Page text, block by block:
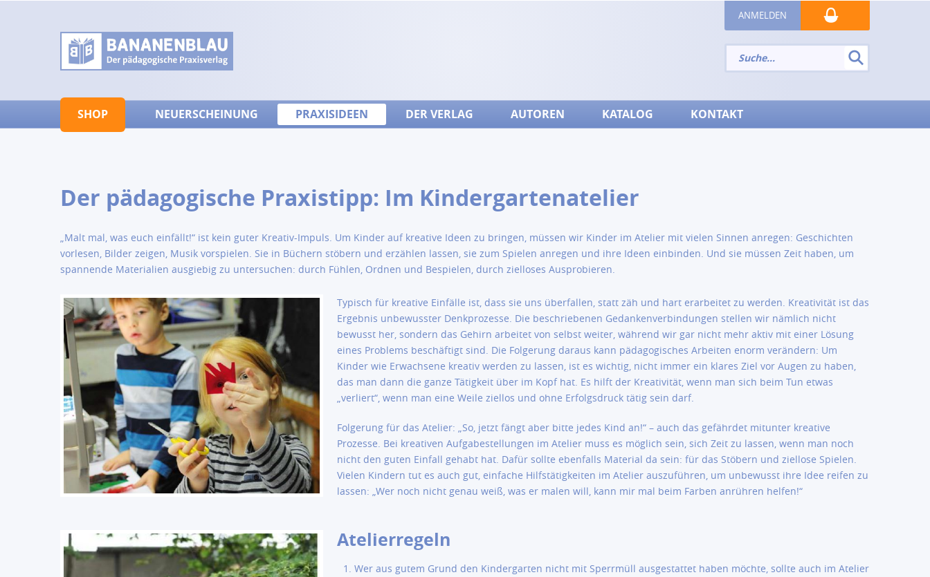
ANMELDEN
SHOP NEUERSCHEINUNG PRAXISIDEEN DER VERLAG AUTOREN KATALOG KONTAKT
Der pädagogische Praxistipp: Im Kindergartenatelier
„Malt mal, was euch einfällt!“ ist kein guter Kreativ-Impuls. Um Kinder auf kreative Ideen zu bringen, müssen wir Kinder im Atelier mit vielen Sinnen anregen: Geschichten
vorlesen, Bilder zeigen, Musik vorspielen. Sie in Büchern stöbern und erzählen lassen, sie zum Spielen anregen und ihre Ideen einbinden. Und sie müssen Zeit haben, um
spannende Materialien ausgiebig zu untersuchen: durch Fühlen, Ordnen und Bespielen, durch zielloses Ausprobieren.
Typisch für kreative Einfälle ist, dass sie uns überfallen, statt zäh und hart erarbeitet zu werden. Kreativität ist das
Ergebnis unbewusster Denkprozesse. Die beschriebenen Gedankenverbindungen stellen wir nämlich nicht
bewusst her, sondern das Gehirn arbeitet von selbst weiter, während wir gar nicht mehr aktiv mit einer Lösung
eines Problems beschäftigt sind. Die Folgerung daraus kann pädagogisches Arbeiten enorm verändern: Um
Kinder wie Erwachsene kreativ werden zu lassen, ist es wichtig, nicht immer ein klares Ziel vor Augen zu haben,
das man dann die ganze Tätigkeit über im Kopf hat. Es hilft der Kreativität, wenn man sich beim Tun etwas
„verliert“, wenn man eine Weile ziellos und ohne Erfolgsdruck tätig sein darf.
Folgerung für das Atelier: „So, jetzt fängt aber bitte jedes Kind an!“ – auch das gefährdet mitunter kreative
Prozesse. Bei kreativen Aufgabestellungen im Atelier muss es möglich sein, sich Zeit zu lassen, wenn man noch
nicht den guten Einfall gehabt hat. Dafür sollte ebenfalls Material da sein: für das Stöbern und ziellose Spielen.
Vielen Kindern tut es auch gut, einfache Hilfstätigkeiten im Atelier auszuführen, um unbewusst ihre Idee reifen zu
lassen: „Wer noch nicht genau weiß, was er malen will, kann mir mal beim Farben anrühren helfen!“
Atelierregeln
Wer aus gutem Grund den Kindergarten nicht mit Sperrmüll ausgestattet haben möchte, sollte auch im Atelier